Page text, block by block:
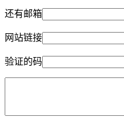
还有邮箱
网站链接
验证的码